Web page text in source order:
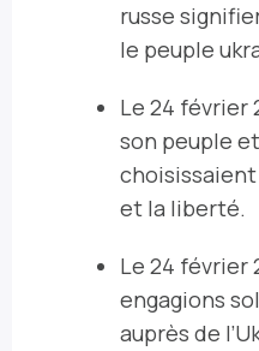
russe
le peuple
Le 24 février
son peuple
et la liberté.
Le 24 février
engagions
auprès de